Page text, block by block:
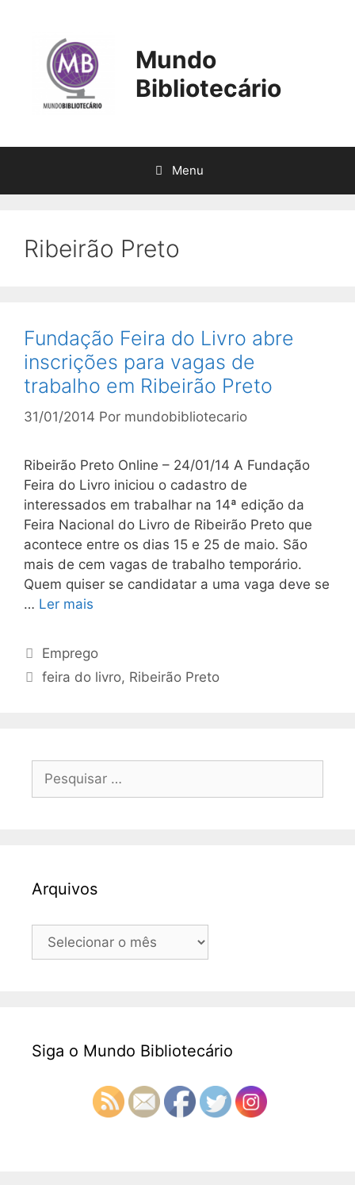
conteúdo
Mundo
Bibliotecário
Menu
Ribeirão Preto
Fundação Feira do Livro abre
inscrições para vagas de
trabalho em Ribeirão Preto
31/01/2014 Por mundobibliotecario
Ribeirão Preto Online – 24/01/14 A Fundação
Feira do Livro iniciou o cadastro de
interessados em trabalhar na 14ª edição da
Feira Nacional do Livro de Ribeirão Preto que
acontece entre os dias 15 e 25 de maio. São
mais de cem vagas de trabalho temporário.
Quem quiser se candidatar a uma vaga deve se
… Ler mais
Categorias
Emprego
Tags
feira do livro, Ribeirão Preto
por:
Arquivos
Arquivos
Siga o Mundo Bibliotecário